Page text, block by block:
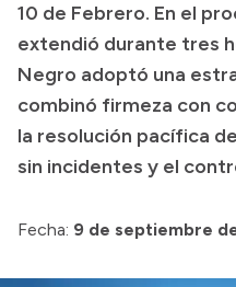
Consulta de expedientes
Consulta de pago a
Convocatorias
Intranet
10 de Febrero. En el
extendió durante tres
Negro adoptó una
combinó firmeza con
la resolución pacífica
sin incidentes y el
Fecha: 9 de septiembre